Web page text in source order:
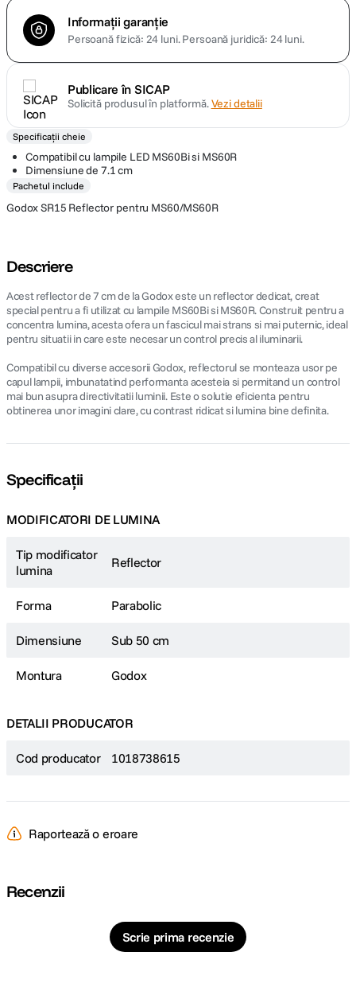
10. nou
Informații garanție
Persoană fizică: 24 luni.Persoană juridică: 24 luni.
Publicare în SICAP
Solicită produsul în platformă.Vezi detalii
Specificații cheie
Compatibil cu lampile LED MS60Bi si MS60R
Dimensiune de 7.1 cm
Pachetul include
Godox SR15 Reflector pentru MS60/MS60R
Descriere
Acest reflector de 7 cm de la Godox este un reflector dedicat, creat
special pentru a fi utilizat cu lampile MS60Bi si MS60R. Construit pentru a
concentra lumina, acesta ofera un fascicul mai strans si mai puternic, ideal
pentru situatii in care este necesar un control precis al iluminarii.
Compatibil cu diverse accesorii Godox, reflectorul se monteaza usor pe
capul lampii, imbunatatind performanta acesteia si permitand un control
mai bun asupra directivitatii luminii. Este o solutie eficienta pentru
obtinerea unor imagini clare, cu contrast ridicat si lumina bine definita.
Specificații
MODIFICATORI DE LUMINA
Tip modificator
lumina
Reflector
Forma Parabolic
Dimensiune Sub 50 cm
Montura Godox
DETALII PRODUCATOR
Cod producator 1018738615
Raportează o eroare
Recenzii
Scrie prima recenzie